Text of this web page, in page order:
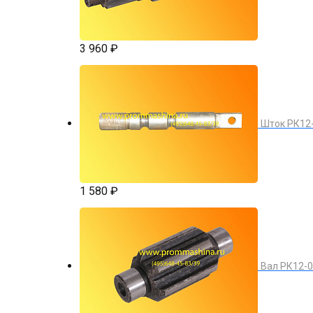
3 960 ₽
Шток
1 580 ₽
Вал РК12-